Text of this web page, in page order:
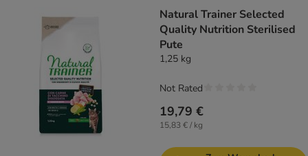
Natural Trainer Selected
Quality Nutrition Sterilised
Pute
1,25 kg
19,79 €
15,83 € / kg
Not Rated